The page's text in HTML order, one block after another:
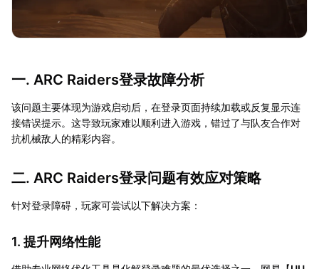
一. ARC Raiders登录故障分析
该问题主要体现为游戏启动后，在登录页面持续加载或反复显示连
接错误提示。这导致玩家难以顺利进入游戏，错过了与队友合作对
抗机械敌人的精彩内容。
二. ARC Raiders登录问题有效应对策略
针对登录障碍，玩家可尝试以下解决方案：
1. 提升网络性能